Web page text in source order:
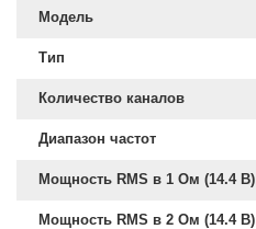
Модель
Тип
Количество каналов
Диапазон частот
Мощность RMS в 1 Ом (14.4 В)
Мощность RMS в 2 Ом (14.4 В)